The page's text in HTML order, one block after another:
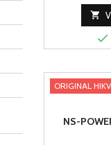


ORIGINAL
NS-